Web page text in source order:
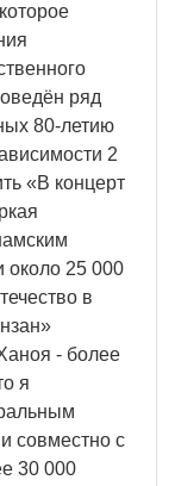
ряд
80-летию
2
«В концерт
около 25 000
в
- более
я
совместно с
30 000